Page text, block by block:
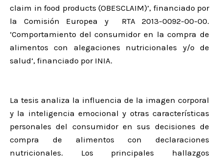
claim in food products (OBESCLAIM)’, financiado por
la Comisión Europea y RTA 2013-0092-00-00.
‘Comportamiento del consumidor en la compra de
alimentos con alegaciones nutricionales y/o de
salud’, financiado por INIA.
La tesis analiza la influencia de la imagen corporal
y la inteligencia emocional y otras características
personales del consumidor en sus decisiones de
compra de alimentos con declaraciones
nutricionales. Los principales hallazgos